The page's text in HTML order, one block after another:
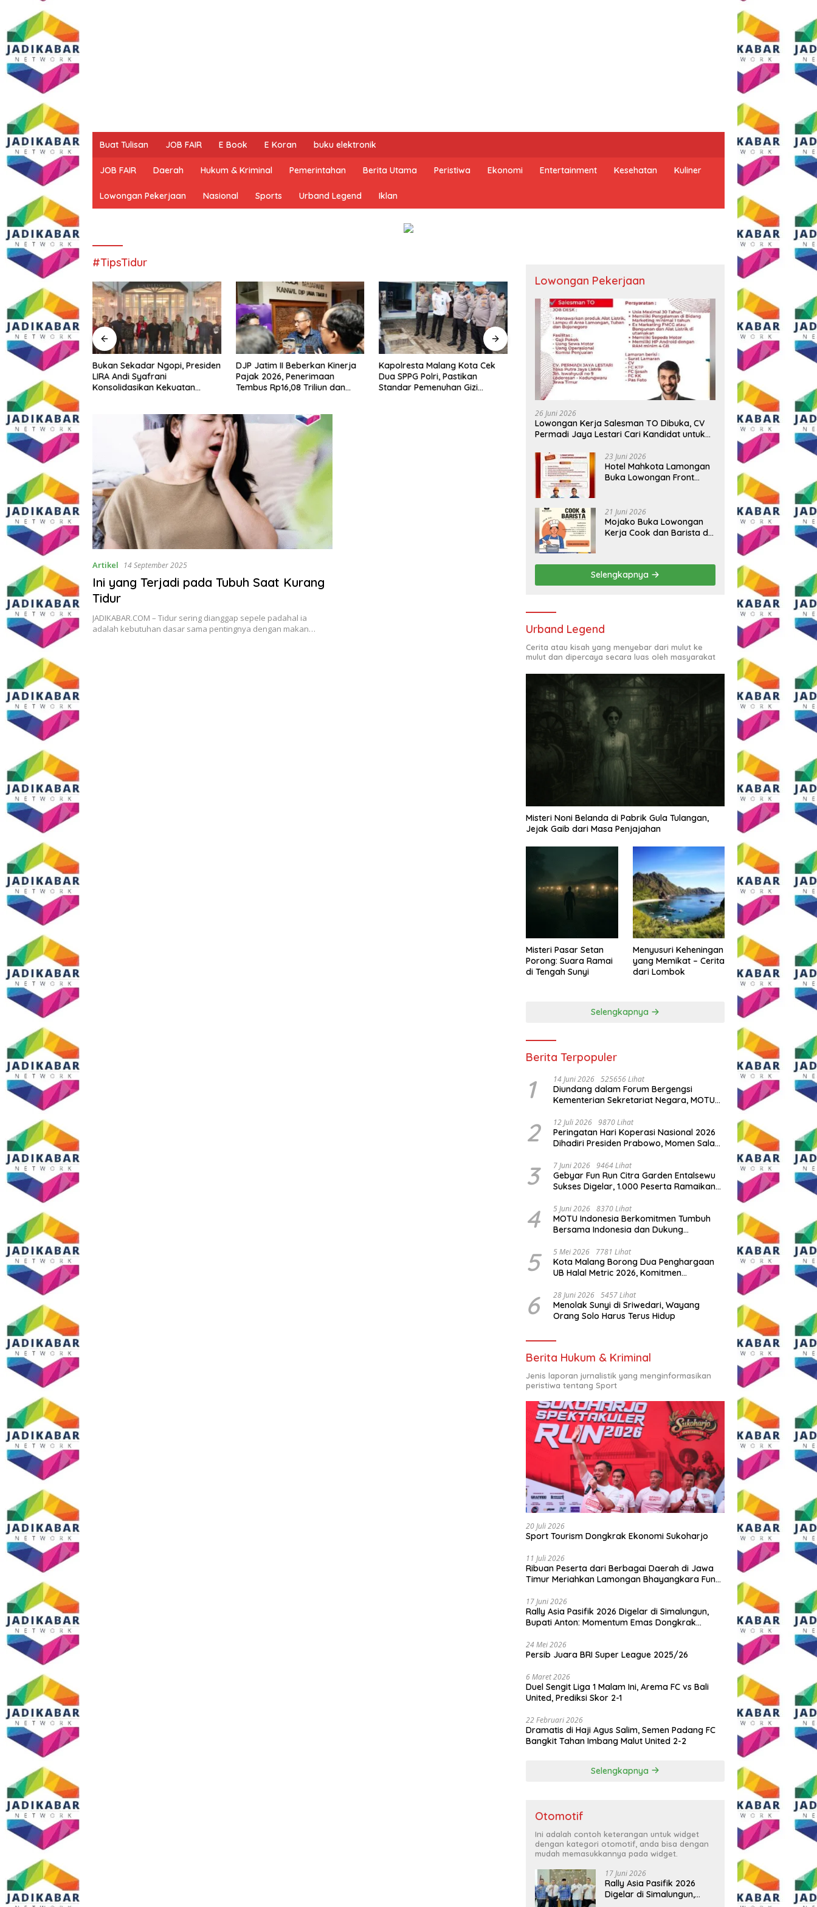
Buat Tulisan JOB FAIR E Book E Koran buku elektronik
JOB FAIR Daerah Hukum & Kriminal Pemerintahan Berita Utama Peristiwa Ekonomi Entertainment Kesehatan Kuliner
Lowongan Pekerjaan Nasional Sports Urband Legend Iklan
#TipsTidur
Berubah,
Bukan Sekadar Ngopi, Presiden
LIRA Andi Syafrani
Konsolidasikan Kekuatan
DJP Jatim II Beberkan Kinerja
Pajak 2026, Penerimaan
Tembus Rp16,08 Triliun dan
Kapolresta Malang Kota Cek
Dua SPPG Polri, Pastikan
Standar Pemenuhan Gizi
Bupati Anton Resmikan
Pemugaran Makam dr.
Djasamen Saragih, Warisan
Dokter Pertama Simalungun
Diabadikan untuk Generasi
Mendatang
Investasi Triliunan Rupiah Cable
Car Danau Toba Tunggu
Lampu Hijau, Sekda
Simalungun: Kami Dukung, Tapi
Artikel 14 September 2025
Ini yang Terjadi pada Tubuh Saat Kurang
Tidur
JADIKABAR.COM – Tidur sering dianggap sepele padahal ia
adalah kebutuhan dasar sama pentingnya dengan makan…
Lowongan Pekerjaan
26 Juni 2026
Lowongan Kerja Salesman TO Dibuka, CV
Permadi Jaya Lestari Cari Kandidat untuk
23 Juni 2026
Hotel Mahkota Lamongan
Buka Lowongan Front
Syaratnya
21 Juni 2026
Mojako Buka Lowongan
Kerja Cook dan Barista di
Selengkapnya
Urband Legend
Cerita atau kisah yang menyebar dari mulut ke
mulut dan dipercaya secara luas oleh masyarakat
Misteri Noni Belanda di Pabrik Gula Tulangan,
Jejak Gaib dari Masa Penjajahan
Misteri Pasar Setan
Porong: Suara Ramai
di Tengah Sunyi
Menyusuri Keheningan
yang Memikat – Cerita
dari Lombok
Selengkapnya
Berita Terpopuler
1 14 Juni 2026 525656 Lihat
Diundang dalam Forum Bergengsi
Kementerian Sekretariat Negara, MOTU
Indonesia
2 12 Juli 2026 9870 Lihat
Peringatan Hari Koperasi Nasional 2026
Dihadiri Presiden Prabowo, Momen Salam
3 7 Juni 2026 9464 Lihat
Gebyar Fun Run Citra Garden Entalsewu
Sukses Digelar, 1.000 Peserta Ramaikan
4 5 Juni 2026 8370 Lihat
MOTU Indonesia Berkomitmen Tumbuh
Bersama Indonesia dan Dukung
5 5 Mei 2026 7781 Lihat
Kota Malang Borong Dua Penghargaan
UB Halal Metric 2026, Komitmen
6 28 Juni 2026 5457 Lihat
Menolak Sunyi di Sriwedari, Wayang
Orang Solo Harus Terus Hidup
Berita Hukum & Kriminal
Jenis laporan jurnalistik yang menginformasikan
peristiwa tentang Sport
20 Juli 2026
Sport Tourism Dongkrak Ekonomi Sukoharjo
11 Juli 2026
Ribuan Peserta dari Berbagai Daerah di Jawa
Timur Meriahkan Lamongan Bhayangkara Fun
17 Juni 2026
Rally Asia Pasifik 2026 Digelar di Simalungun,
Bupati Anton: Momentum Emas Dongkrak
24 Mei 2026
Persib Juara BRI Super League 2025/26
6 Maret 2026
Duel Sengit Liga 1 Malam Ini, Arema FC vs Bali
United, Prediksi Skor 2-1
22 Februari 2026
Dramatis di Haji Agus Salim, Semen Padang FC
Bangkit Tahan Imbang Malut United 2-2
Selengkapnya
Otomotif
Ini adalah contoh keterangan untuk widget
dengan kategori otomotif, anda bisa dengan
mudah memasukkannya pada widget.
17 Juni 2026
Rally Asia Pasifik 2026
Digelar di Simalungun,